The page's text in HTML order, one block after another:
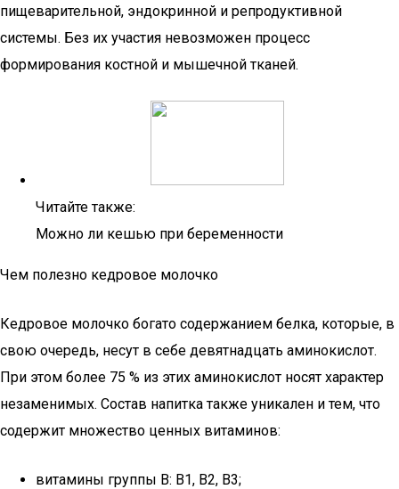
пищеварительной, эндокринной и репродуктивной
системы. Без их участия невозможен процесс
формирования костной и мышечной тканей.
Читайте также:
Можно ли кешью при беременности
Чем полезно кедровое молочко
Кедровое молочко богато содержанием белка, которые, в
свою очередь, несут в себе девятнадцать аминокислот.
При этом более 75 % из этих аминокислот носят характер
незаменимых. Состав напитка также уникален и тем, что
содержит множество ценных витаминов:
витамины группы В: В1, В2, В3;